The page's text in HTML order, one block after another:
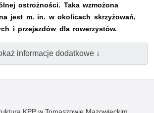
ostrożności. Taka wzmożona
jest m. in. w okolicach skrzyżowań,
i przejazdów dla rowerzystów.
informacje dodatkowe ↓